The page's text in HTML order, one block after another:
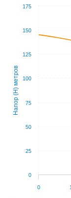
Напор (Н) метров
0
0
25
50
75
100
125
150
175